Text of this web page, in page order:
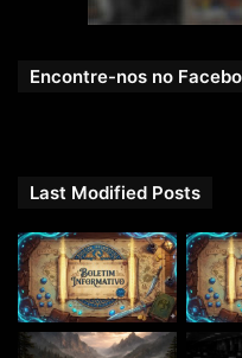
Veja ainda o Bar da Barda
Com a participação de:
Vinicius Watzl ,
Edição por: Vinicius
Encontre-nos no
Last Modified Posts